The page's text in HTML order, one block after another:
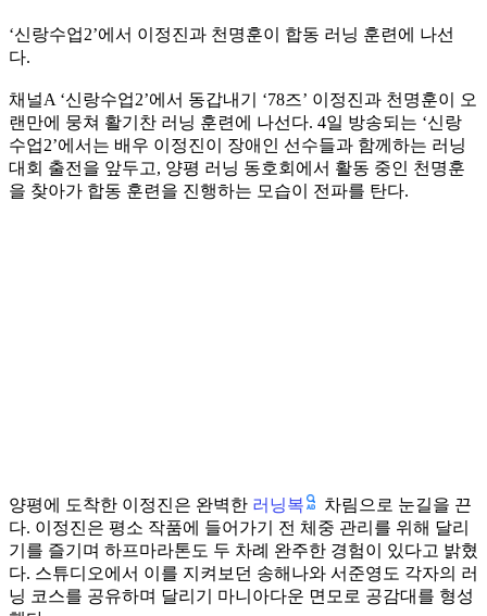
‘신랑수업2’에서 이정진과 천명훈이 합동 러닝 훈련에 나선
다.
채널A ‘신랑수업2’에서 동갑내기 ‘78즈’ 이정진과 천명훈이 오
랜만에 뭉쳐 활기찬 러닝 훈련에 나선다. 4일 방송되는 ‘신랑
수업2’에서는 배우 이정진이 장애인 선수들과 함께하는 러닝
대회 출전을 앞두고, 양평 러닝 동호회에서 활동 중인 천명훈
을 찾아가 합동 훈련을 진행하는 모습이 전파를 탄다.
양평에 도착한 이정진은 완벽한 러닝복
차림으로 눈길을 끈
다. 이정진은 평소 작품에 들어가기 전 체중 관리를 위해 달리
기를 즐기며 하프마라톤도 두 차례 완주한 경험이 있다고 밝혔
다. 스튜디오에서 이를 지켜보던 송해나와 서준영도 각자의 러
닝 코스를 공유하며 달리기 마니아다운 면모로 공감대를 형성